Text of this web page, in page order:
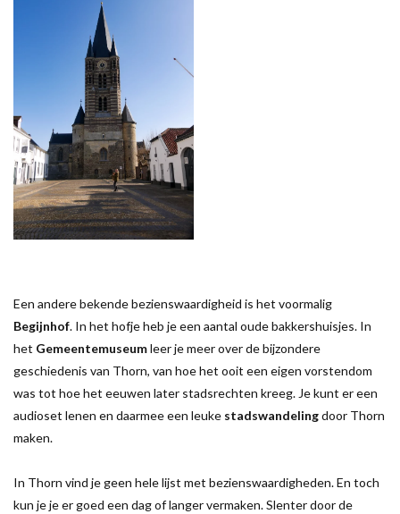
Een andere bekende bezienswaardigheid is het voormalig
Begijnhof. In het hofje heb je een aantal oude bakkershuisjes. In
het Gemeentemuseumleer je meer over de bijzondere
geschiedenis van Thorn, van hoe het ooit een eigen vorstendom
was tot hoe het eeuwen later stadsrechten kreeg. Je kunt er een
audioset lenen en daarmee een leuke stadswandelingdoor Thorn
maken.
In Thorn vind je geen hele lijst met bezienswaardigheden. En toch
kun je je er goed een dag of langer vermaken. Slenter door de